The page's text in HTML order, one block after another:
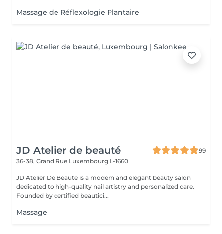
Massage de Réflexologie Plantaire
JD Atelier de beauté
99
36-38, Grand Rue Luxembourg L-1660
JD Atelier De Beauté is a modern and elegant beauty salon
dedicated to high-quality nail artistry and personalized care.
Founded by certified beautici...
Massage